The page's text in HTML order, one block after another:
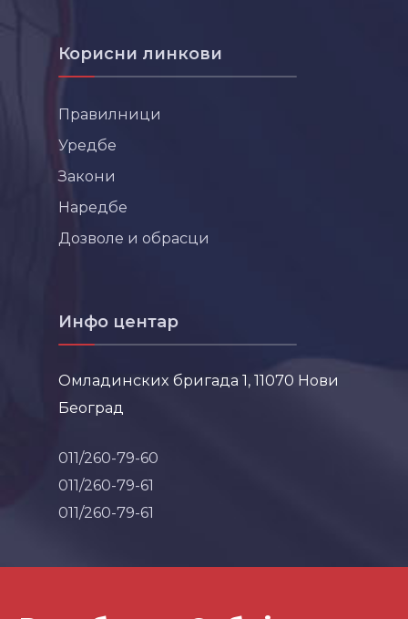
Корисни линкови
Правилници
Уредбе
Закони
Наредбе
Дозволе и обрасци
Инфо центар
Омладинских бригада 1, 11070 Нови
Београд
011/260-79-60
011/260-79-61
011/260-79-61